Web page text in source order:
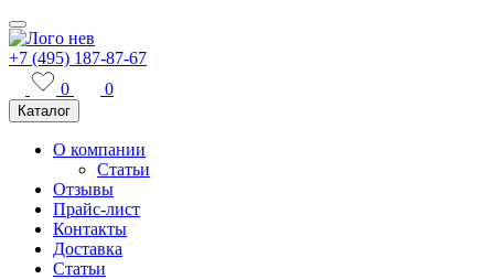
+7 (495) 187-87-67
0
0
Каталог
О компании
Статьи
Отзывы
Прайс-лист
Контакты
Доставка
Статьи